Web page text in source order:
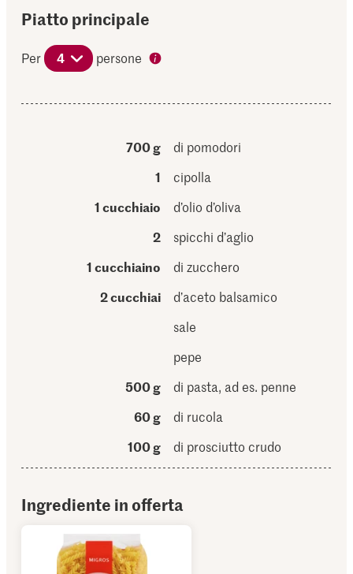
Piatto principale
Per 4 persone
700 g
di pomodori
1
cipolla
1 cucchiaio
d’olio d’oliva
2
spicchi d’aglio
1 cucchiaino
di zucchero
2 cucchiai
d’aceto balsamico
sale
pepe
500 g
di pasta, ad es. penne
60 g
di rucola
100 g
di prosciutto crudo
Ingrediente in offerta